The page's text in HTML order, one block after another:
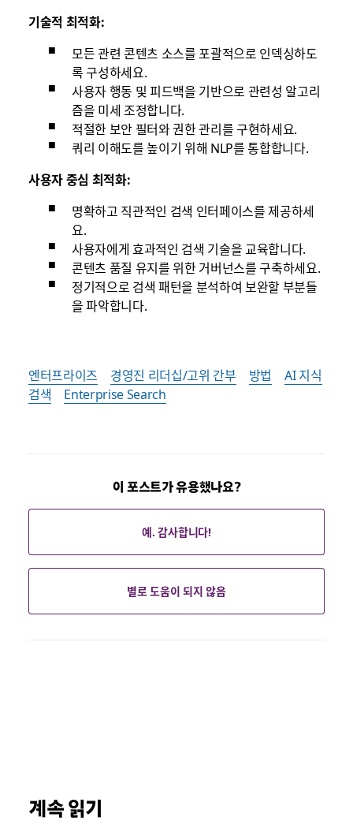
기술적 최적화:
모든 관련 콘텐츠 소스를 포괄적으로 인덱싱하도
록 구성하세요.
사용자 행동 및 피드백을 기반으로 관련성 알고리
즘을 미세 조정합니다.
적절한 보안 필터와 권한 관리를 구현하세요.
쿼리 이해도를 높이기 위해 NLP를 통합합니다.
사용자 중심 최적화:
명확하고 직관적인 검색 인터페이스를 제공하세
요.
사용자에게 효과적인 검색 기술을 교육합니다.
콘텐츠 품질 유지를 위한 거버넌스를 구축하세요.
정기적으로 검색 패턴을 분석하여 보완할 부분들
을 파악합니다.
엔터프라이즈 경영진 리더십/고위 간부 방법
AI 지식
검색
Enterprise Search
이 포스트가 유용했나요?
예. 감사합니다!
별로 도움이 되지 않음
계속 읽기